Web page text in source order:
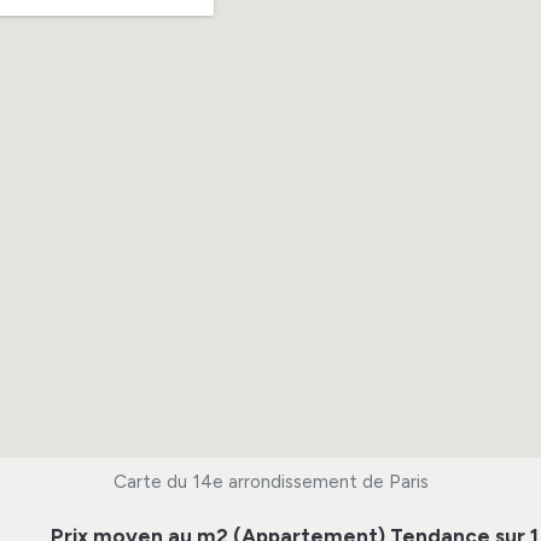
Carte du 14e arrondissement de Paris
Prix moyen au m2 (Appartement) Tendance sur